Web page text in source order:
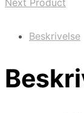
Beskrivelse